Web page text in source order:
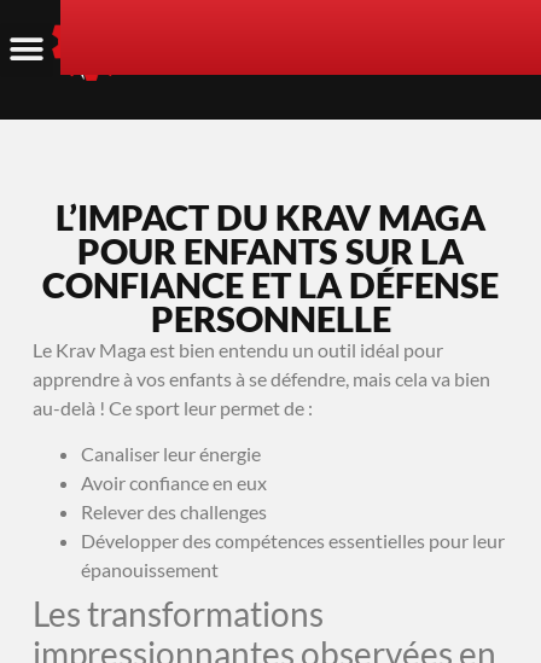
L’IMPACT DU KRAV MAGA
POUR ENFANTS SUR LA
CONFIANCE ET LA DÉFENSE
PERSONNELLE
Le Krav Maga est bien entendu un outil idéal pour
apprendre à vos enfants à se défendre, mais cela va bien
au-delà ! Ce sport leur permet de :
Canaliser leur énergie
Avoir confiance en eux
Relever des challenges
Développer des compétences essentielles pour leur
épanouissement
Les transformations
impressionnantes observées en